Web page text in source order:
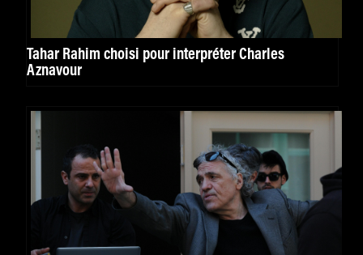
Tahar Rahim choisi pour interpréter Charles
Aznavour